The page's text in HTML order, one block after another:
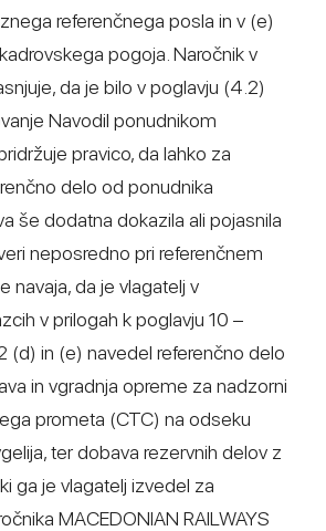
referenčnega posla in v (e)
pogoja. Naročnik v
da je bilo v poglavju (4.2)
Navodil ponudnikom
pravico, da lahko za
delo od ponudnika
še dodatna dokazila ali pojasnila
neposredno pri referenčnem
navaja, da je vlagatelj v
v prilogah k poglavju 10 –
(d) in (e) navedel referenčno delo
in vgradnja opreme za nadzorni
prometa (CTC) na odseku
ter dobava rezervnih delov z
ga je vlagatelj izvedel za
MACEDONIAN RAILWAYS